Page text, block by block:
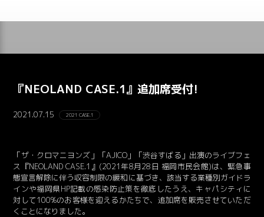
『NEOLAND CASE.1』追加席受付!
2021.07.15 2021 CASE.1
「ザ・クロマニヨンズ」「AJICO」「渋谷すばる」出演のライブフェ
ス『NEOLAND CASE.1』(2021年8月28日 福岡市民会館)は、緊急事
態宣言解除に伴う収容制限の緩和に基づき、該当する業種別ガイドラ
インや福岡県HP記載の感染防止策を徹底したうえ、キャパシティに
対して100%のお客様を迎えるかたちで、追加席を販売させていただ
くことになりました。